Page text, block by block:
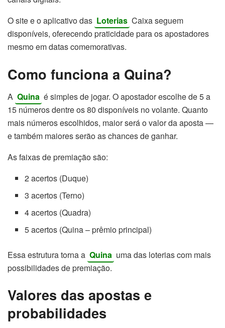
O site e o aplicativo das Loterias Caixa seguem
disponíveis, oferecendo praticidade para os apostadores
mesmo em datas comemorativas.
Como funciona a Quina?
A Quina é simples de jogar. O apostador escolhe de 5 a
15 números dentre os 80 disponíveis no volante. Quanto
mais números escolhidos, maior será o valor da aposta —
e também maiores serão as chances de ganhar.
As faixas de premiação são:
2 acertos (Duque)
3 acertos (Terno)
4 acertos (Quadra)
5 acertos (Quina – prêmio principal)
Essa estrutura torna a Quina uma das loterias com mais
possibilidades de premiação.
Valores das apostas e
probabilidades